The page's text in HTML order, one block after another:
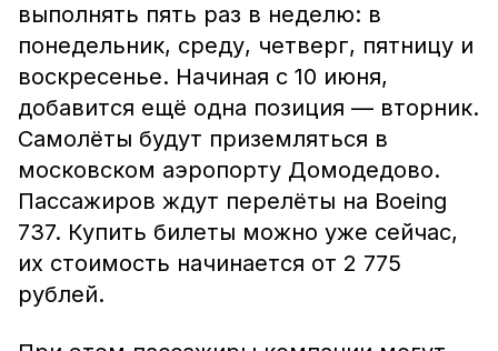
выполнять пять раз в неделю: в
понедельник, среду, четверг, пятницу и
воскресенье. Начиная с 10 июня,
добавится ещё одна позиция — вторник.
Самолёты будут приземляться в
московском аэропорту Домодедово.
Пассажиров ждут перелёты на Boeing
737. Купить билеты можно уже сейчас,
их стоимость начинается от 2 775
рублей.